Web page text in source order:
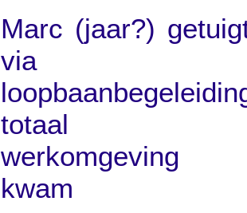
Marc (jaar?)
via
totaal
werkomgeving
kwam